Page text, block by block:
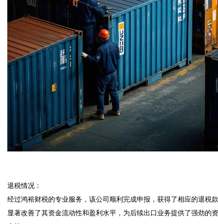
退税情况：
经过鸿裕财税的专业服务，该公司顺利完成申报，获得了相应的退税
显著改善了其资金流动性和盈利水平，为后续出口业务提供了强劲的